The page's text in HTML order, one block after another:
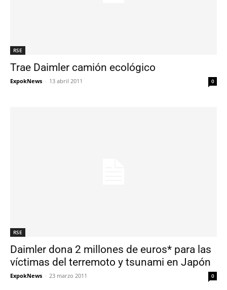
RSE
Trae Daimler camión ecológico
ExpokNews - 13 abril 2011 0
RSE
Daimler dona 2 millones de euros* para las
víctimas del terremoto y tsunami en Japón
ExpokNews - 23 marzo 2011 0